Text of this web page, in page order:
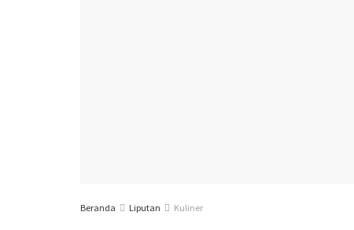
Beranda Liputan Kuliner